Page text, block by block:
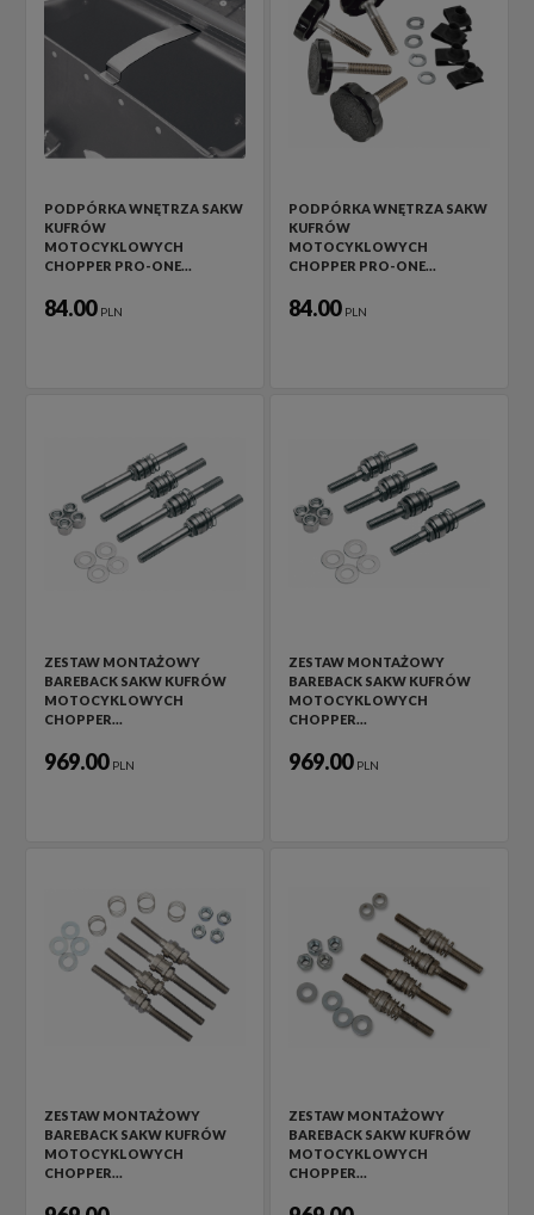
PODPÓRKA WNĘTRZA SAKW
KUFRÓW
MOTOCYKLOWYCH
CHOPPER PRO-ONE…
84.00 PLN
PODPÓRKA WNĘTRZA SAKW
KUFRÓW
MOTOCYKLOWYCH
CHOPPER PRO-ONE…
84.00 PLN
ZESTAW MONTAŻOWY
BAREBACK SAKW KUFRÓW
MOTOCYKLOWYCH
CHOPPER…
969.00 PLN
ZESTAW MONTAŻOWY
BAREBACK SAKW KUFRÓW
MOTOCYKLOWYCH
CHOPPER…
969.00 PLN
ZESTAW MONTAŻOWY
BAREBACK SAKW KUFRÓW
MOTOCYKLOWYCH
CHOPPER…
ZESTAW MONTAŻOWY
BAREBACK SAKW KUFRÓW
MOTOCYKLOWYCH
CHOPPER…